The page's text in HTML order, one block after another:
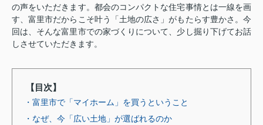
の声をいただきます。都会のコンパクトな住宅事情とは一線を画
す、富里市だからこそ叶う「土地の広さ」がもたらす豊かさ。今
回は、そんな富里市での家づくりについて、少し掘り下げてお話
しさせていただきます。
【目次】
・富里市で「マイホーム」を買うということ
・なぜ、今「広い土地」が選ばれるのか